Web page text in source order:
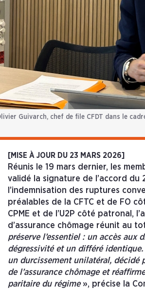
Guivarch, chef de file CFDT dans le
[MISE À JOUR DU 23 MARS 2026]
Réunis le 19 mars dernier, les
validé la signature de l’accord
l’indemnisation des ruptures
préalables de la CFTC et de FO
CPME et de l’U2P côté patronal,
d’assurance chômage réunit au
préserve l’essentiel : un accès aux
dégressivité et un différé identique.
un durcissement unilatéral, décidé
de l’assurance chômage et
paritaire du régime», précise la